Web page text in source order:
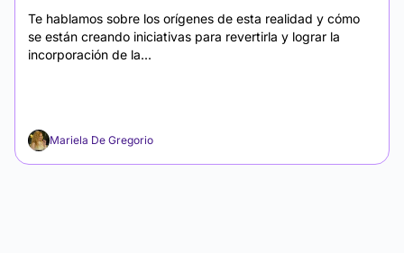
Te hablamos sobre los orígenes de esta realidad y cómo
se están creando iniciativas para revertirla y lograr la
incorporación de la...
Mariela De Gregorio